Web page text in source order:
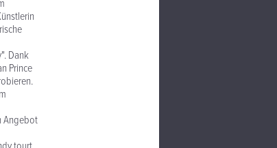
Dank
Prince
Angebot